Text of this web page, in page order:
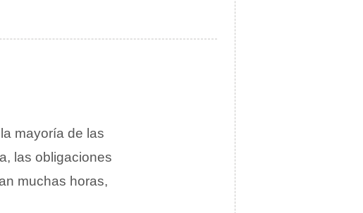
mayoría de las
las obligaciones
muchas horas,